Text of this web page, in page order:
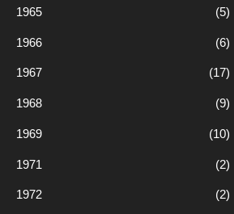
1965 (5)
1966 (6)
1967 (17)
1968 (9)
1969 (10)
1971 (2)
1972 (2)